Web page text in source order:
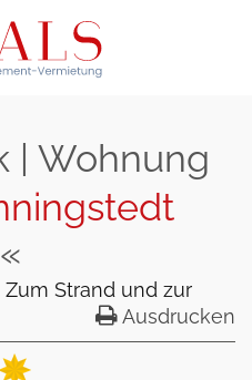
| Wohnung
Zum Strand und zur
Ausdrucken